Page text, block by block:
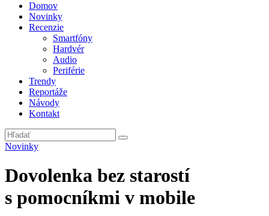
Domov
Novinky
Recenzie
Smartfóny
Hardvér
Audio
Periférie
Trendy
Reportáže
Návody
Kontakt
Novinky
Dovolenka bez starostí
s pomocníkmi v mobile